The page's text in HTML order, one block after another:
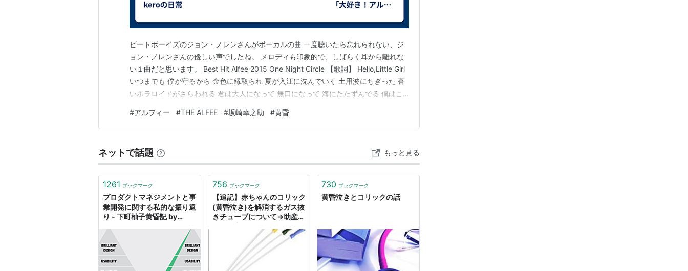
ビートボーイズのジョン・ノレンさんがボーカルの曲 一度聴いたら忘れられない、ジ
ョン・ノレンさんの優しい声でしたね。 メロディも印象的で、しばらく耳から離れな
い１曲だと思います。 Best Hit Alfee 2015 One Night Circle 【歌詞】 Hello,Little Girl
いつまでも 僕が守るから 金色に縁取られ 夏が入江に沈んでいく 土用波にちぎった 蒼
いポラロイドがさらわれる 君は大人になって 無口になって 海にたたずんでる 僕はこ
をしてごめんね」 君の小さな声に 僕は肩をそっと抱きよ…
#アルフィー #THE ALFEE #坂崎幸之助 #黄昏
ネットで話題 もっと見る
1261 ブックマーク
プロダクトマネジメントと事
業開発に関する私的な振り返
り - 下町柚子黄昏記 by
756 ブックマーク
【追記】赤ちゃんのコリック
(黄昏泣き)を解消するガス抜
きチューブについて→助産師
ので危険」 - Togetterまと
730 ブックマーク
黄昏泣きとコリックの話